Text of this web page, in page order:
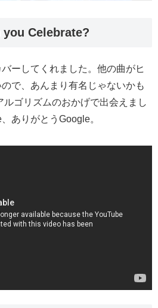
Celebrate?
ーしてくれました。他の曲がヒ
で、あんまり有名じゃないかも
ゴリズムのおかげで出会えまし
ありがとうGoogle。